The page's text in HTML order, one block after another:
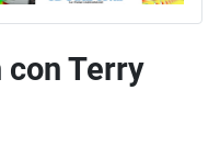
con Terry